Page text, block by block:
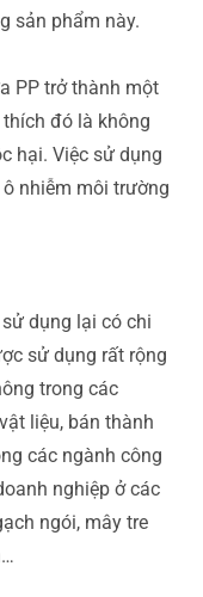
sản phẩm này.
PP trở thành một
đó là không
hại. Việc sử dụng
nhiễm môi trường
dụng lại có chi
sử dụng rất rộng
trong các
liệu, bán thành
các ngành công
nghiệp ở các
ngói, mây tre